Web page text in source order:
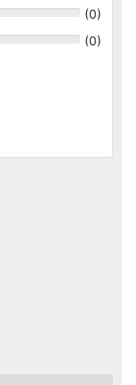
(0)
(0)